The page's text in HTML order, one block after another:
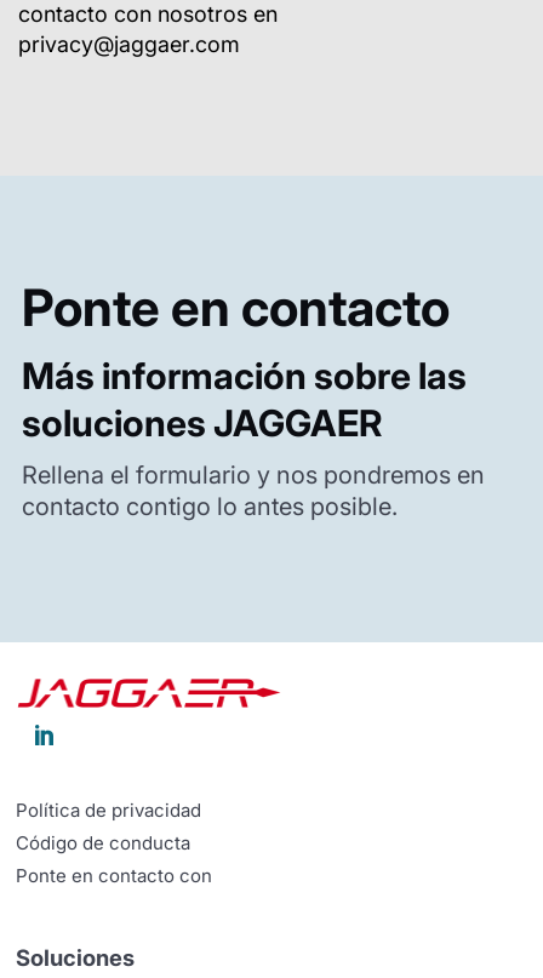
contacto con nosotros en
privacy@jaggaer.com
Ponte en contacto
Más información sobre las
soluciones JAGGAER
Rellena el formulario y nos pondremos en
contacto contigo lo antes posible.

Política de privacidad
Código de conducta
Ponte en contacto con
Soluciones